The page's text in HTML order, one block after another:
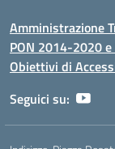
Amministrazione
PON 2014-2020 e
Obiettivi di
Seguici su: